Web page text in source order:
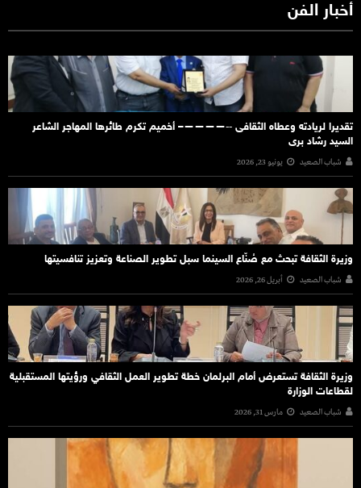
أخبار الفن
تقديرا لريادته وعطاه الثقافى ‐‐————– أخميم تكرم طائرها المهاجر الشاعر
السيد رشاد برى
شباب الصعيد يونيو 23, 2026
وزيرة الثقافة تبحث مع صُنّاع السينما سبل تطوير الصناعة وتعزيز تنافسيتها
شباب الصعيد أبريل 26, 2026
وزيرة الثقافة تستعرض أمام البرلمان خطة تطوير العمل الثقافي ورؤيتها المستقبلية
لقطاعات الوزارة
شباب الصعيد مارس 31, 2026